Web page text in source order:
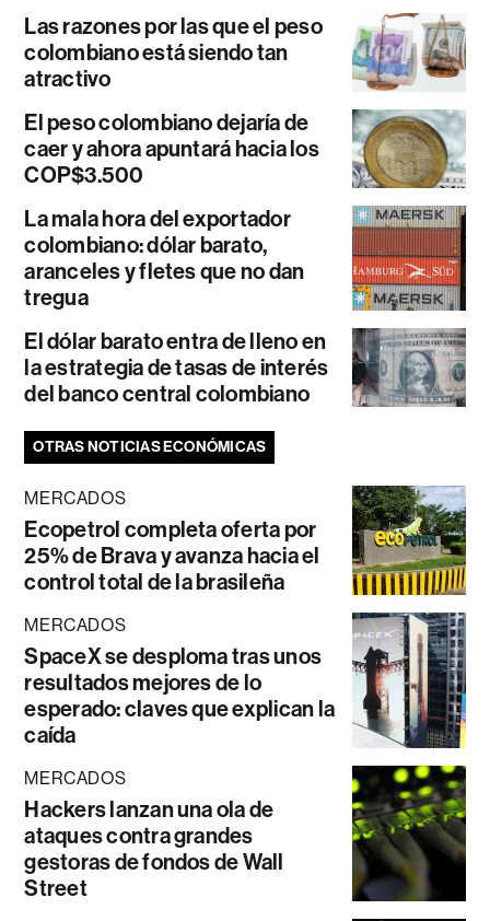
Las razones por las que el peso
colombiano está siendo tan
atractivo
El peso colombiano dejaría de
caer y ahora apuntará hacia los
COP$3.500
La mala hora del exportador
colombiano: dólar barato,
aranceles y fletes que no dan
tregua
El dólar barato entra de lleno en
la estrategia de tasas de interés
del banco central colombiano
OTRAS NOTICIAS ECONÓMICAS
MERCADOS
Ecopetrol completa oferta por
25% de Brava y avanza hacia el
control total de la brasileña
MERCADOS
SpaceX se desploma tras unos
resultados mejores de lo
esperado: claves que explican la
caída
MERCADOS
Hackers lanzan una ola de
ataques contra grandes
gestoras de fondos de Wall
Street